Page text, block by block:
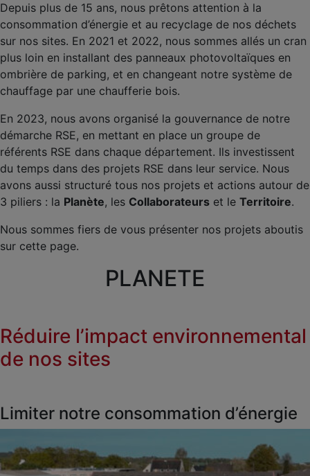
Depuis plus de 15 ans, nous prêtons attention à la
consommation d’énergie et au recyclage de nos déchets
sur nos sites. En 2021 et 2022, nous sommes allés un cran
plus loin en installant des panneaux photovoltaïques en
ombrière de parking, et en changeant notre système de
chauffage par une chaufferie bois.
En 2023, nous avons organisé la gouvernance de notre
démarche RSE, en mettant en place un groupe de
référents RSE dans chaque département. Ils investissent
du temps dans des projets RSE dans leur service. Nous
avons aussi structuré tous nos projets et actions autour de
3 piliers : la Planète, les Collaborateurs et le Territoire.
Nous sommes fiers de vous présenter nos projets aboutis
sur cette page.
PLANETE
Réduire l’impact environnemental
de nos sites
Limiter notre consommation d’énergie